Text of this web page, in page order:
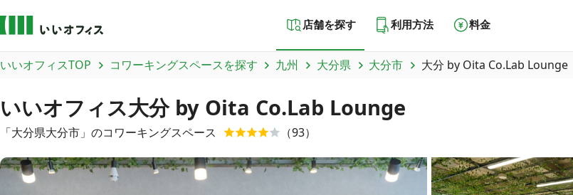
店舗を探す 利用方法 料金
いいオフィスTOP コワーキングスペースを探す 九州 大分県 大分市 大分 by Oita Co.Lab Lounge
いいオフィス大分 by Oita Co.Lab Lounge
「大分県大分市 」のコワーキングスペース （93）